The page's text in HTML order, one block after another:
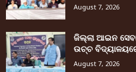
August 7, 2026
ଜିଲ୍ଲା ଆଇନ
ଉଚ୍ଚ
August 7, 2026